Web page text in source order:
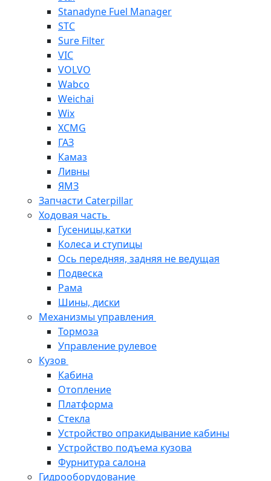
Stanadyne Fuel Manager
STC
Sure Filter
VIC
VOLVO
Wabco
Weichai
Wix
XCMG
ГАЗ
Камаз
Ливны
ЯМЗ
Запчасти Caterpillar
Ходовая часть
Гусеницы,катки
Колеса и ступицы
Ось передняя, задняя не ведущая
Подвеска
Рама
Шины, диски
Механизмы управления
Тормоза
Управление рулевое
Кузов
Кабина
Отопление
Платформа
Стекла
Устройство опракидывание кабины
Устройство подъема кузова
Фурнитура салона
Гидрооборудование